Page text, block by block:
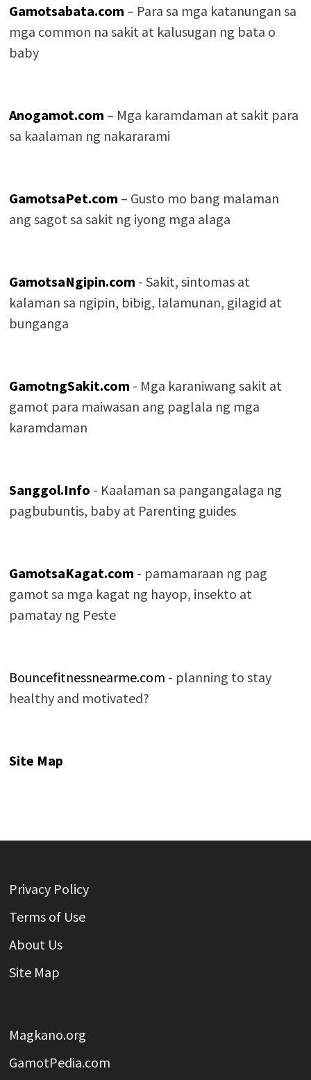
Gamotsabata.com – Para sa mga katanungan sa
mga common na sakit at kalusugan ng bata o
baby
Anogamot.com – Mga karamdaman at sakit para
sa kaalaman ng nakararami
GamotsaPet.com – Gusto mo bang malaman
ang sagot sa sakit ng iyong mga alaga
GamotsaNgipin.com - Sakit, sintomas at
kalaman sa ngipin, bibig, lalamunan, gilagid at
bunganga
GamotngSakit.com - Mga karaniwang sakit at
gamot para maiwasan ang paglala ng mga
karamdaman
Sanggol.Info - Kaalaman sa pangangalaga ng
pagbubuntis, baby at Parenting guides
GamotsaKagat.com - pamamaraan ng pag
gamot sa mga kagat ng hayop, insekto at
pamatay ng Peste
Bouncefitnessnearme.com - planning to stay
healthy and motivated?
Site Map
Privacy Policy
Terms of Use
About Us
Site Map
Magkano.org
GamotPedia.com